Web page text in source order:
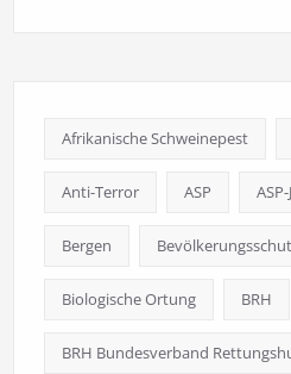
Afrikanische Schweinepest
Anti-Terror ASP
Bergen
Biologische Ortung BRH
BRH Bundesverband